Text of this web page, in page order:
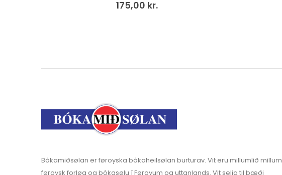
149,00kr.v.mvg
Bókamiðsølan er føroyska bókaheilsølan burturav. Vit eru millumlið millum
føroysk forløg og bókasølu í Føroyum og uttanlands. Vit selja til bæði